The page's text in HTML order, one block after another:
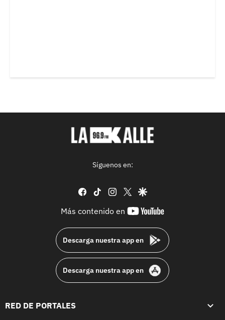
Síguenos en:
facebook
tiktok instagram
twittergoogle
Más contenido en
youtube-
Descarga nuestra app en
Descarga nuestra app en
RED DE PORTALES